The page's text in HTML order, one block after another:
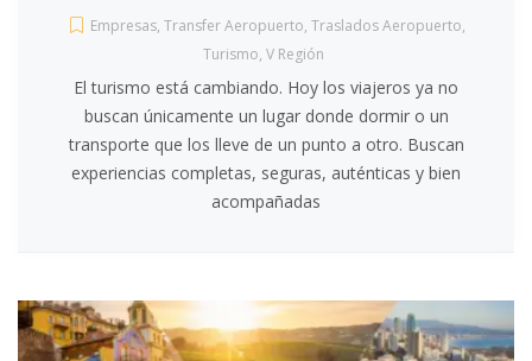
Empresas, Transfer Aeropuerto, Traslados Aeropuerto,
Turismo, V Región
El turismo está cambiando. Hoy los viajeros ya no
buscan únicamente un lugar donde dormir o un
transporte que los lleve de un punto a otro. Buscan
experiencias completas, seguras, auténticas y bien
acompañadas